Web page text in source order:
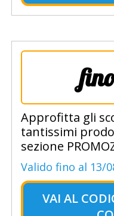
Approfitta gli
tantissimi
sezione
Valido fino al 13/
VAI AL